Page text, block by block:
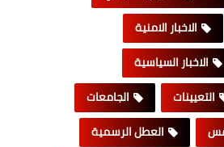
الاخبار الامنية
الاخبار السياسية
التعيينات
الجامعات
العطل الرسمية